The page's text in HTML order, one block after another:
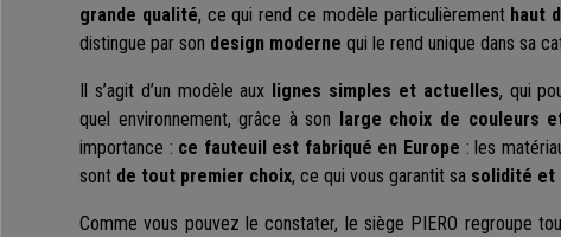
grande qualité, ce qui rend ce modèle particulièrement haut
distingue par son design moderne qui le rend unique dans sa
Il s’agit d’un modèle aux lignes simples et actuelles, qui
quel environnement, grâce à son large choix de couleurs
importance : ce fauteuil est fabriqué en Europe : les
sont de tout premier choix, ce qui vous garantit sa solidité et
Comme vous pouvez le constater, le siège PIERO regroupe